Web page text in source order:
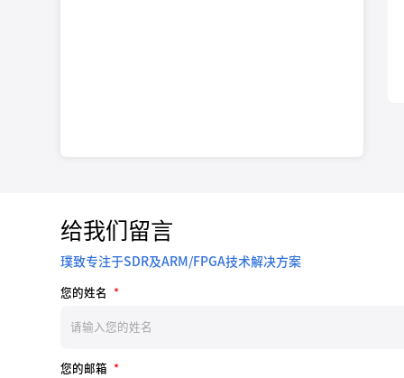
给我们留言
璞致专注于SDR及ARM/FPGA技术解决方案
您的姓名 *
您的邮箱 *